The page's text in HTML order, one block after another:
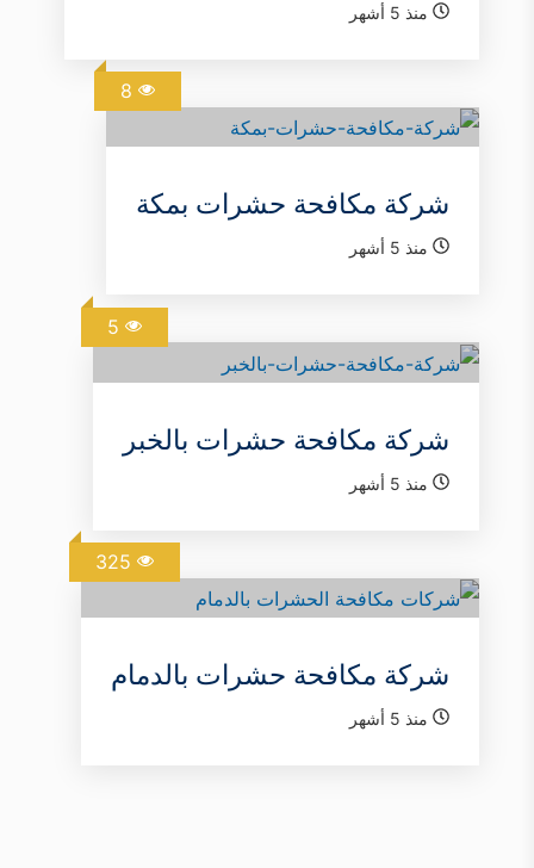
منذ 5 أشهر
شركة مكافحة حشرات بمكة
منذ 5 أشهر
شركة مكافحة حشرات بالخبر
منذ 5 أشهر
شركة مكافحة حشرات بالدمام
منذ 5 أشهر